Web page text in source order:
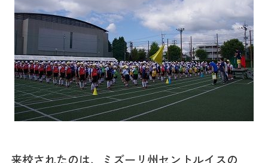
来校されたのは、ミズーリ州セントルイスの